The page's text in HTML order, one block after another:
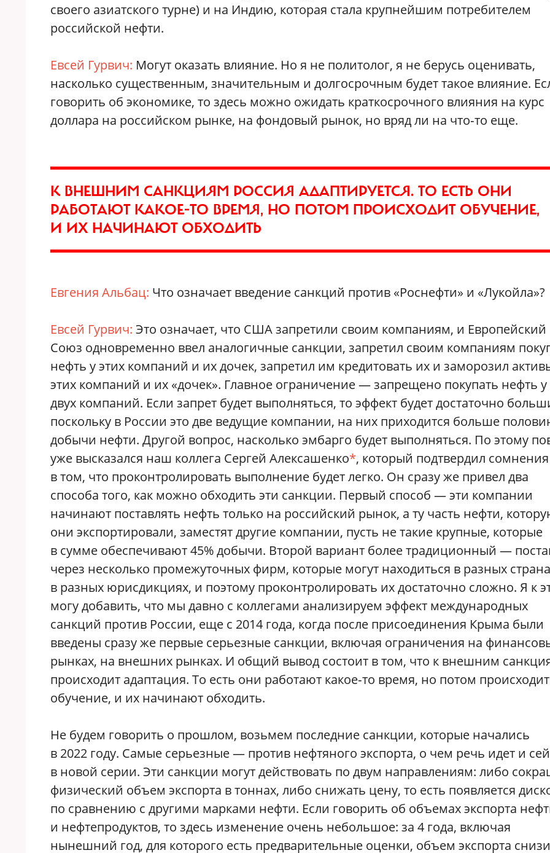
своего азиатского турне) и на Индию, которая стала крупнейшим потребителем
российской нефти.
Евсей Гурвич: Могут оказать влияние. Но я не политолог, я не берусь оценивать,
насколько существенным, значительным и долгосрочным будет такое влияние.
говорить об экономике, то здесь можно ожидать краткосрочного влияния на курс
доллара на российском рынке, на фондовый рынок, но вряд ли на что‑то еще.
К ВНЕШНИМ САНКЦИЯМ РОССИЯ АДАПТИРУЕТСЯ. ТО ЕСТЬ ОНИ
РАБОТАЮТ КАКОЕ‑ТО ВРЕМЯ, НО ПОТОМ ПРОИСХОДИТ ОБУЧЕНИЕ,
И ИХ НАЧИНАЮТ ОБХОДИТЬ
Евгения Альбац: Что означает введение санкций против «Роснефти» и «Лукойла»?
Евсей Гурвич: Это означает, что США запретили своим компаниям, и Европейский
Союз одновременно ввел аналогичные санкции, запретил своим компаниям
нефть у этих компаний и их дочек, запретил им кредитовать их и заморозил
этих компаний и их «дочек». Главное ограничение — запрещено покупать нефть у
двух компаний. Если запрет будет выполняться, то эффект будет достаточно
поскольку в России это две ведущие компании, на них приходится больше
добычи нефти. Другой вопрос, насколько эмбарго будет выполняться. По этому
уже высказался наш коллега Сергей Алексашенко*, который подтвердил сомнения
в том, что проконтролировать выполнение будет легко. Он сразу же привел два
способа того, как можно обходить эти санкции. Первый способ — эти компании
начинают поставлять нефть только на российский рынок, а ту часть нефти,
они экспортировали, заместят другие компании, пусть не такие крупные, которые
в сумме обеспечивают 45% добычи. Второй вариант более традиционный —
через несколько промежуточных фирм, которые могут находиться в разных
в разных юрисдикциях, и поэтому проконтролировать их достаточно сложно. Я к
могу добавить, что мы давно с коллегами анализируем эффект международных
санкций против России, еще с 2014 года, когда после присоединения Крыма были
введены сразу же первые серьезные санкции, включая ограничения на
рынках, на внешних рынках. И общий вывод состоит в том, что к внешним
происходит адаптация. То есть они работают какое‑то время, но потом происходит
обучение, и их начинают обходить.
Не будем говорить о прошлом, возьмем последние санкции, которые начались
в 2022 году. Самые серьезные — против нефтяного экспорта, о чем речь идет и
в новой серии. Эти санкции могут действовать по двум направлениям: либо
физический объем экспорта в тоннах, либо снижать цену, то есть появляется
по сравнению с другими марками нефти. Если говорить об объемах экспорта
и нефтепродуктов, то здесь изменение очень небольшое: за 4 года, включая
нынешний год, для которого есть предварительные оценки, объем экспорта